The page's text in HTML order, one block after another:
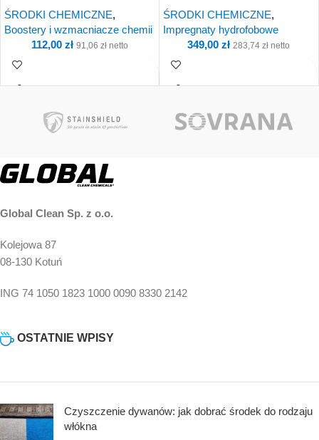
ŚRODKI CHEMICZNE,
Boostery i wzmacniacze chemii
112,00 zł 91,06 zł netto
Punkty!
ŚRODKI CHEMICZNE,
Impregnaty hydrofobowe
349,00 zł 283,74 zł netto
Punkty!
Global Clean Sp. z o.o.
Kolejowa 87
08-130 Kotuń
ING 74 1050 1823 1000 0090 8330 2142
OSTATNIE WPISY
Czyszczenie dywanów: jak dobrać środek do rodzaju
włókna